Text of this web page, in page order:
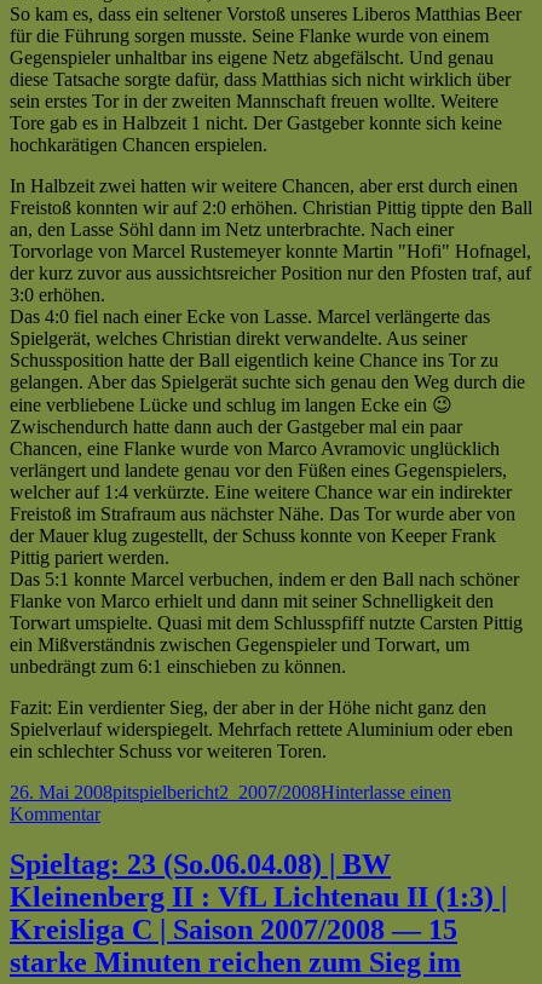
Saison
2007/2008
—
Der
4.
Platz
muss
[cp]
Weine
III
:
VfL
Lichtenau
II
Kreisliga
C
|
Saison
2007/2008
Schwache
Chancenverwertung
verhindert
höheren
Sieg
[cp]
So kam es, dass ein seltener Vorstoß unseres Liberos Matthias Beer
für die Führung sorgen musste. Seine Flanke wurde von einem
Gegenspieler unhaltbar ins eigene Netz abgefälscht. Und genau
diese Tatsache sorgte dafür, dass Matthias sich nicht wirklich über
sein erstes Tor in der zweiten Mannschaft freuen wollte. Weitere
Tore gab es in Halbzeit 1 nicht. Der Gastgeber konnte sich keine
hochkarätigen Chancen erspielen.
In Halbzeit zwei hatten wir weitere Chancen, aber erst durch einen
Freistoß konnten wir auf 2:0 erhöhen. Christian Pittig tippte den Ball
an, den Lasse Söhl dann im Netz unterbrachte. Nach einer
Torvorlage von Marcel Rustemeyer konnte Martin "Hofi" Hofnagel,
der kurz zuvor aus aussichtsreicher Position nur den Pfosten traf, auf
3:0 erhöhen.
Das 4:0 fiel nach einer Ecke von Lasse. Marcel verlängerte das
Spielgerät, welches Christian direkt verwandelte. Aus seiner
Schussposition hatte der Ball eigentlich keine Chance ins Tor zu
gelangen. Aber das Spielgerät suchte sich genau den Weg durch die
eine verbliebene Lücke und schlug im langen Ecke ein 😉
Zwischendurch hatte dann auch der Gastgeber mal ein paar
Chancen, eine Flanke wurde von Marco Avramovic unglücklich
verlängert und landete genau vor den Füßen eines Gegenspielers,
welcher auf 1:4 verkürzte. Eine weitere Chance war ein indirekter
Freistoß im Strafraum aus nächster Nähe. Das Tor wurde aber von
der Mauer klug zugestellt, der Schuss konnte von Keeper Frank
Pittig pariert werden.
Das 5:1 konnte Marcel verbuchen, indem er den Ball nach schöner
Flanke von Marco erhielt und dann mit seiner Schnelligkeit den
Torwart umspielte. Quasi mit dem Schlusspfiff nutzte Carsten Pittig
ein Mißverständnis zwischen Gegenspieler und Torwart, um
unbedrängt zum 6:1 einschieben zu können.
Fazit: Ein verdienter Sieg, der aber in der Höhe nicht ganz den
Spielverlauf widerspiegelt. Mehrfach rettete Aluminium oder eben
ein schlechter Schuss vor weiteren Toren.
Veröffentlicht
am
26. Mai 2008Autor
pitKategorien
spielberichtSchlagwörter
2_2007/2008Hinterlasse einen
Kommentarzu
28
(So.18.05.08)
|
SG
Siddingh.
/
Spieltag: 23 (So.06.04.08) | BW
Kleinenberg II : VfL Lichtenau II (1:3) |
Kreisliga C | Saison 2007/2008 — 15
starke Minuten reichen zum Sieg im